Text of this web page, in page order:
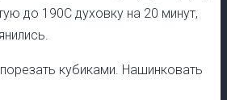
до 190С духовку на 20 минут,
кубиками. Нашинковать